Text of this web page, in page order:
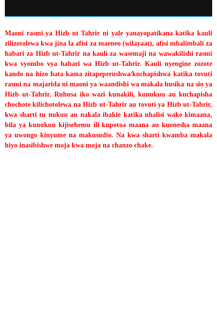
Maoni rasmi ya Hizb ut Tahrir ni yale yanayopatikana katika kauli
zilizotolewa kwa jina la afisi za maeneo (wilayaat), afisi mbalimbali za
habari za Hizb ut-Tahrir na kauli za wasemaji na wawakilishi rasmi
kwa vyombo vya habari wa Hizb ut-Tahrir. Kauli nyengine zozote
kando na hizo hata kama zitapeperushwa/kuchapishwa katika tovuti
rasmi na majarida ni maoni ya waandishi wa makala husika na sio ya
Hizb ut-Tahrir. Ruhusa iko wazi kunakili, kunukuu au kuchapisha
chochote kilichotolewa na Hizb ut-Tahrir au tovuti ya Hizb ut-Tahrir,
kwa sharti tu nukuu au nakala ibakie katika uhalisi wake kimaana,
bila ya kunukuu kijisehemu ili kupotoa maana au kuonesha maana
ya uwongo kinyume na makusudio. Na kwa sharti kwamba makala
hiyo inasibishwe moja kwa moja na chanzo chake.